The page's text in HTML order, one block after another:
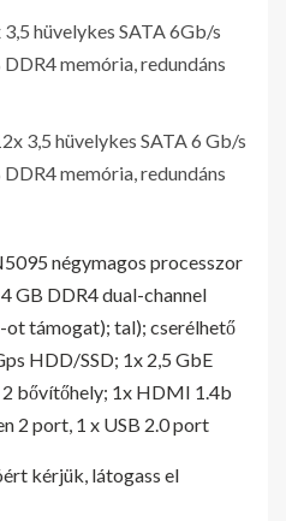
3,5 hüvelykes SATA 6Gb/s
memória, redundáns
3,5 hüvelykes SATA 6 Gb/s
memória, redundáns
négymagos processzor
GB DDR4 dual-channel
támogat); tal); cserélhető
HDD/SSD; 1x 2,5 GbE
2 bővítőhely; 1x HDMI 1.4b
2 port, 1 x USB 2.0 port
kérjük, látogass el